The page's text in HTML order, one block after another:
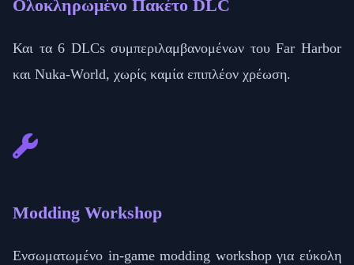
Ολοκληρωμένο Πακέτο DLC
Και τα 6 DLCs συμπεριλαμβανομένων του Far Harbor
και Nuka-World, χωρίς καμία επιπλέον χρέωση.
Modding Workshop
Ενσωματωμένο in-game modding workshop για εύκολη